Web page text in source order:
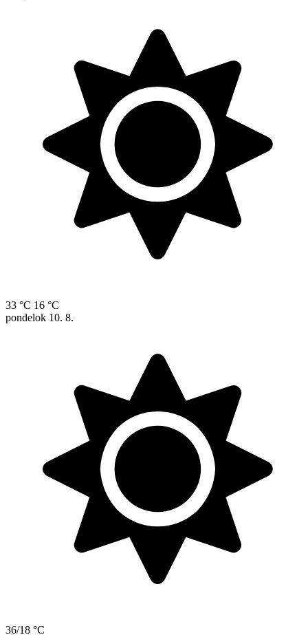
33 °C 16 °C
pondelok 10. 8.
36/18 °C